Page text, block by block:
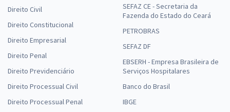
Direito Civil
Direito Constitucional
Direito Empresarial
Direito Penal
Direito Previdenciário
Direito Processual Civil
Direito Processual Penal
SEFAZ CE - Secretaria da
Fazenda do Estado do Ceará
PETROBRAS
SEFAZ DF
EBSERH - Empresa Brasileira de
Serviços Hospitalares
Banco do Brasil
IBGE